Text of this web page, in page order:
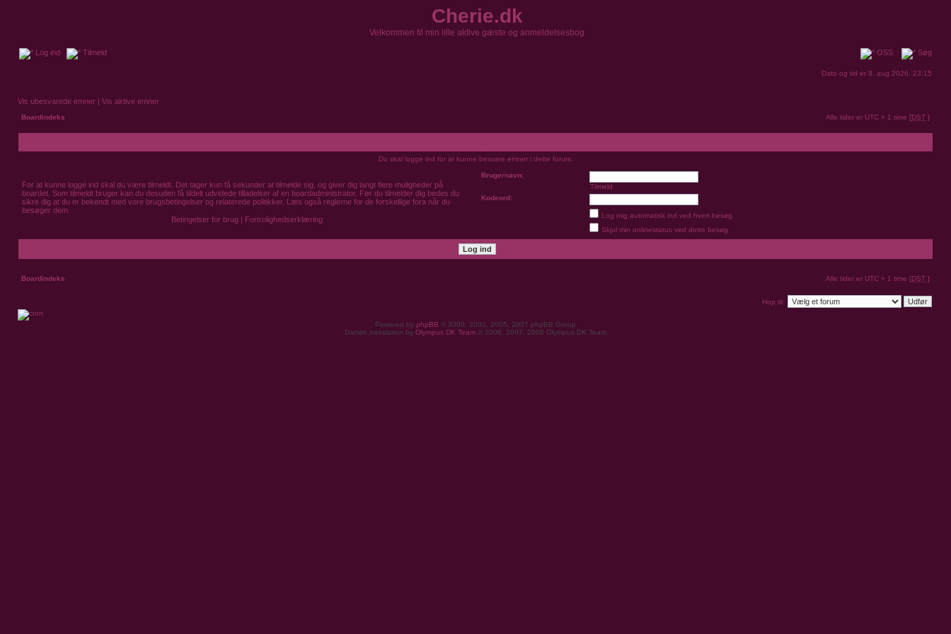
Cherie.dk
Velkommen til min lille aktive gæste og anmeldelsesbog
Log ind Tilmeld OSS Søg
Dato og tid er 8. aug 2026, 23:15
Vis ubesvarede emner | Vis aktive emner
Boardindeks Alle tider er UTC + 1 time [DST ]
Du skal logge ind for at kunne besvare emner i dette forum.
For at kunne logge ind skal du være tilmeldt. Det tager kun få sekunder at tilmelde sig, og giver dig langt flere muligheder på
boardet. Som tilmeldt bruger kan du desuden få tildelt udvidede tilladelser af en boardadministrator. Før du tilmelder dig bedes du
sikre dig at du er bekendt med vore brugsbetingelser og relaterede politikker. Læs også reglerne for de forskellige fora når du
besøger dem.
Betingelser for brug| Fortrolighedserklæring
Brugernavn:
Tilmeld
Kodeord:
Log mig automatisk ind ved hvert besøg
Skjul min onlinestatus ved dette besøg
Boardindeks Alle tider er UTC + 1 time [DST ]
Hop til:
Powered by phpBB © 2000, 2002, 2005, 2007 phpBB Group
Danish translation by Olympus DK Team © 2006, 2007, 2008 Olympus DK Team